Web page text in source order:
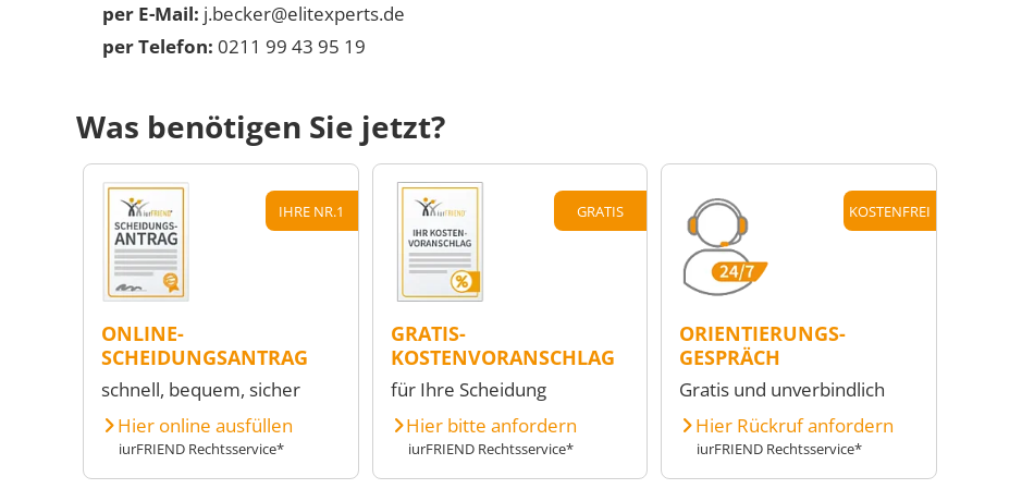
per E-Mail: j.becker@elitexperts.de
per Telefon: 0211 99 43 95 19
Was benötigen Sie jetzt?
IHRE NR.1
ONLINE-
SCHEIDUNGSANTRAG
schnell, bequem, sicher
Hier online ausfüllen
iurFRIEND Rechtsservice*
GRATIS
GRATIS-
KOSTENVORANSCHLAG
für Ihre Scheidung
Hier bitte anfordern
iurFRIEND Rechtsservice*
KOSTENFREI
ORIENTIERUNGS-
GESPRÄCH
Gratis und unverbindlich
Hier Rückruf anfordern
iurFRIEND Rechtsservice*